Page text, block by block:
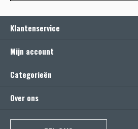
Klantenservice
Mijn account
Categorieën
Over ons